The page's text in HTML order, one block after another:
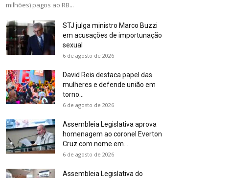
milhões) pagos ao RB...
STJ julga ministro Marco Buzzi
em acusações de importunação
sexual
6 de agosto de 2026
David Reis destaca papel das
mulheres e defende união em
torno...
6 de agosto de 2026
Assembleia Legislativa aprova
homenagem ao coronel Everton
Cruz com nome em...
6 de agosto de 2026
Assembleia Legislativa do